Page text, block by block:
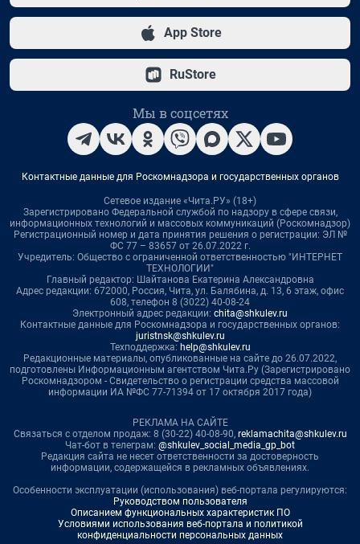
App Store
RuStore
Мы в соцсетях
Контактные данные для Роскомнадзора и государственных органов
Сетевое издание «Чита.РУ» (18+)
Зарегистрировано Федеральной службой по надзору в сфере связи,
информационных технологий и массовых коммуникаций (Роскомнадзор)
Регистрационный номер и дата принятия решения о регистрации: ЭЛ №
ФС 77 – 83657 от 26.07.2022 г.
Учредитель: Общество с ограниченной ответственностью "ИНТЕРНЕТ
ТЕХНОЛОГИИ"
Главный редактор: Шайтанова Екатерина Александровна
Адрес редакции: 672000, Россия, Чита, ул. Балябина, д. 13, 6 этаж, офис
608, телефон 8 (3022) 40-08-24
Электронный адрес редакции: chita@shkulev.ru
Контактные данные для Роскомнадзора и государственных органов:
juristnsk@shkulev.ru
Техподдержка: help@shkulev.ru
Редакционные материалы, опубликованные на сайте до 26.07.2022,
подготовлены Информационным агентством Чита.Ру (Зарегистрировано
Роскомнадзором - Свидетельство о регистрации средства массовой
информации ИА №ФС 77-71394 от 17 октября 2017 года)
РЕКЛАМА НА САЙТЕ
Связаться с отделом продаж: 8 (30-22) 40-08-90, reklamachita@shkulev.ru
Чат-бот в телеграм: @shkulev_social_media_gp_bot
Редакция сайта не несет ответственности за достоверность
информации, содержащейся в рекламных объявлениях.
Особенности эксплуатации (использования) веб-портала регулируются:
Руководством пользователя
Описанием функциональных характеристик ПО
Условиями использования веб-портала и политикой
конфиденциальности персональных данных